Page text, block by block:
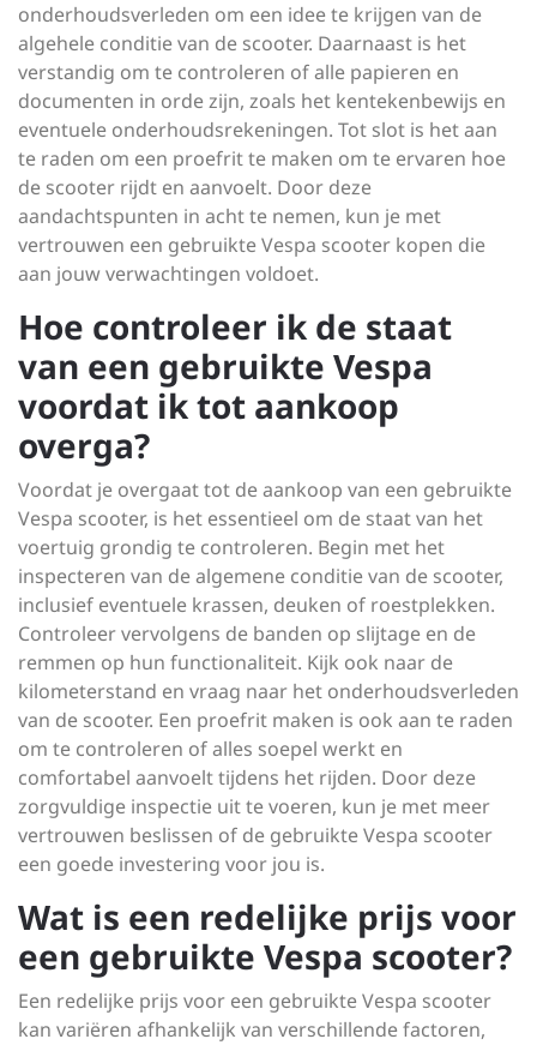
onderhoudsverleden om een idee te krijgen van de
algehele conditie van de scooter. Daarnaast is het
verstandig om te controleren of alle papieren en
documenten in orde zijn, zoals het kentekenbewijs en
eventuele onderhoudsrekeningen. Tot slot is het aan
te raden om een proefrit te maken om te ervaren hoe
de scooter rijdt en aanvoelt. Door deze
aandachtspunten in acht te nemen, kun je met
vertrouwen een gebruikte Vespa scooter kopen die
aan jouw verwachtingen voldoet.
Hoe controleer ik de staat
van een gebruikte Vespa
voordat ik tot aankoop
overga?
Voordat je overgaat tot de aankoop van een gebruikte
Vespa scooter, is het essentieel om de staat van het
voertuig grondig te controleren. Begin met het
inspecteren van de algemene conditie van de scooter,
inclusief eventuele krassen, deuken of roestplekken.
Controleer vervolgens de banden op slijtage en de
remmen op hun functionaliteit. Kijk ook naar de
kilometerstand en vraag naar het onderhoudsverleden
van de scooter. Een proefrit maken is ook aan te raden
om te controleren of alles soepel werkt en
comfortabel aanvoelt tijdens het rijden. Door deze
zorgvuldige inspectie uit te voeren, kun je met meer
vertrouwen beslissen of de gebruikte Vespa scooter
een goede investering voor jou is.
Wat is een redelijke prijs voor
een gebruikte Vespa scooter?
Een redelijke prijs voor een gebruikte Vespa scooter
kan variëren afhankelijk van verschillende factoren,